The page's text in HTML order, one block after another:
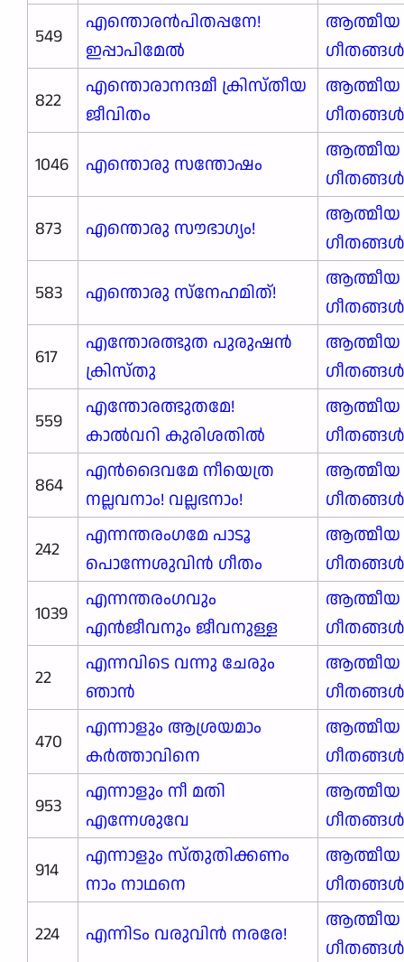
549
എന്തൊരൻപിതപ്പനേ!
ഇപ്പാപിമേൽ
ആത്മീയ
ഗീതങ്ങൾ
822
എന്തൊരാനന്ദമീ ക്രിസ്തീയ
ജീവിതം
ആത്മീയ
ഗീതങ്ങൾ
1046
എന്തൊരു സന്തോഷം
ആത്മീയ
ഗീതങ്ങൾ
873
എന്തൊരു സൗഭാഗ്യം!
ആത്മീയ
ഗീതങ്ങൾ
583
എന്തൊരു സ്നേഹമിത്!
ആത്മീയ
ഗീതങ്ങൾ
617
എന്തോരത്ഭുത പുരുഷൻ
ക്രിസ്തു
ആത്മീയ
ഗീതങ്ങൾ
559
എന്തോരത്ഭുതമേ!
കാൽവറി കുരിശതിൽ
ആത്മീയ
ഗീതങ്ങൾ
864
എൻദൈവമേ നീയെത്ര
നല്ലവനാം! വല്ലഭനാം!
ആത്മീയ
ഗീതങ്ങൾ
242
എന്നന്തരംഗമേ പാടൂ
പൊന്നേശുവിൻ ഗീതം
ആത്മീയ
ഗീതങ്ങൾ
1039
എന്നന്തരംഗവും
എൻജീവനും ജീവനുള്ള
ആത്മീയ
ഗീതങ്ങൾ
22
എന്നവിടെ വന്നു ചേരും
ഞാൻ
ആത്മീയ
ഗീതങ്ങൾ
470
എന്നാളും ആശ്രയമാം
കർത്താവിനെ
ആത്മീയ
ഗീതങ്ങൾ
953
എന്നാളും നീ മതി
എന്നേശുവേ
ആത്മീയ
ഗീതങ്ങൾ
914
എന്നാളും സ്തുതിക്കണം
നാം നാഥനെ
ആത്മീയ
ഗീതങ്ങൾ
224
എന്നിടം വരുവിൻ നരരേ!
ആത്മീയ
ഗീതങ്ങൾ